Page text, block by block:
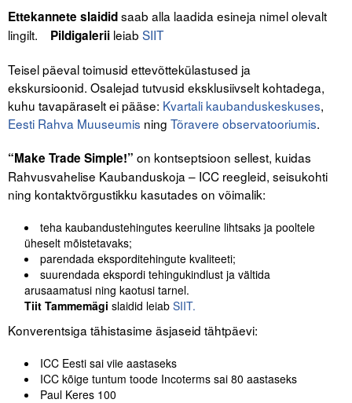
Ettekannete slaididsaab alla laadida esineja nimel olevalt
lingilt. Pildigalerii leiab SIIT
Teisel päeval toimusid ettevõttekülastused ja
ekskursioonid. Osalejad tutvusid eksklusiivselt kohtadega,
kuhu tavapäraselt ei pääse: Kvartali kaubanduskeskuses,
Eesti Rahva Muuseumis ning Tõravere observatooriumis.
“Make Trade Simple!” on kontseptsioon sellest, kuidas
Rahvusvahelise Kaubanduskoja – ICC reegleid, seisukohti
ning kontaktvõrgustikku kasutades on võimalik:
teha kaubandustehingutes keeruline lihtsaks ja pooltele
üheselt mõistetavaks;
parendada eksporditehingute kvaliteeti;
suurendada ekspordi tehingukindlust ja vältida
arusaamatusi ning kaotusi tarnel.
Tiit Tammemägi slaidid leiab SIIT.
Konverentsiga tähistasime äsjaseid tähtpäevi:
ICC Eesti sai viie aastaseks
ICC kõige tuntum toode Incoterms sai 80 aastaseks
Paul Keres 100